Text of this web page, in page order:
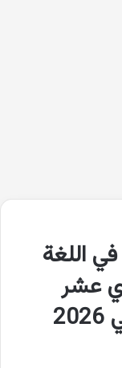
اللغة
عشر
نهاية الفصل الدراسي الثاني 2026